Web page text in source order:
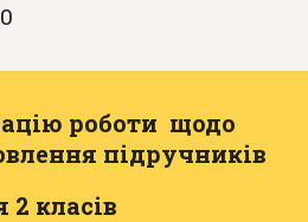
роботи щодо
підручників
2 класів